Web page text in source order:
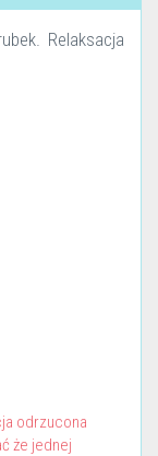
Relaksacja
odrzucona
że jednej